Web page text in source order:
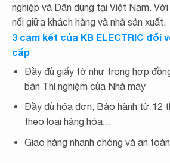
nghiệp và Dân dụng tại Việt Nam.
nối giữa khách hàng và nhà sản xuất.
3 cam kết của KB ELECTRIC đối
cấp
Đầy đủ giấy tờ như trong hợp
bản Thí nghiệm của Nhà máy
Đầy đủ hóa đơn, Bảo hành từ 12
theo loại hàng hóa…
Giao hàng nhanh chóng và an